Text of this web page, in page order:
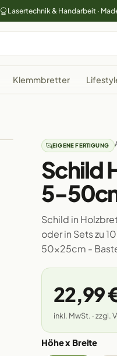
Lasertechnik & Handarbeit ·
Klemmbretter
EIGENE FERTIGUNG
Schild
5-
Schild in
oder in Sets zu
50x25cm -
22,99
inkl. MwSt. · zzgl.
Höhe x Breite